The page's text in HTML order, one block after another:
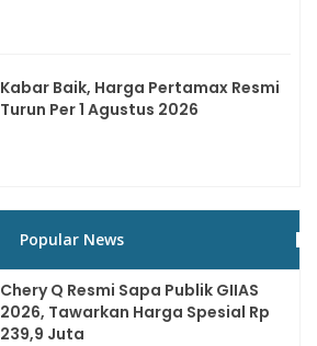
Kabar Baik, Harga Pertamax Resmi
Turun Per 1 Agustus 2026
Popular News
Chery Q Resmi Sapa Publik GIIAS
2026, Tawarkan Harga Spesial Rp
239,9 Juta